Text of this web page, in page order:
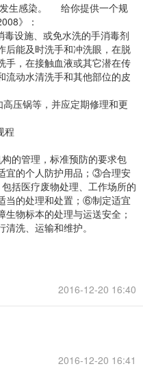
生感染。
给你提供一个规
》：
设施、或免水洗的手消毒剂
后能及时洗手和冲洗眼，在脱
手，在接触血液或其它潜在传
流动水清洗手和其他部位的皮
压锅等，并应定期修理和更
程
的管理，标准预防的要求包
的个人防护用品；③合理安
括医疗废物处理、工作场所的
当的处理和处置；⑥制定适宜
物标本的处理与运送安全；
洗、运输和维护。
2016-12-20 16:40
2016-12-20 16:41